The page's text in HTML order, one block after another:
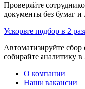
Проверяйте
документы без бумаг и
Ускорьте подбор в 2
Автоматизируйте сбор
собирайте аналитику в
О компании
Наши вакансии